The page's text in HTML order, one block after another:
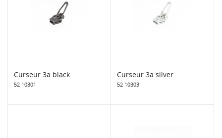
Curseur 3a black
52 10301
Curseur 3a silver
52 10303